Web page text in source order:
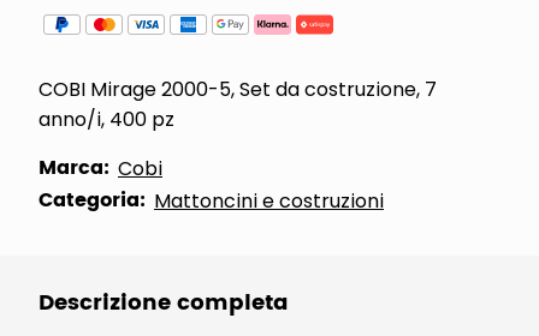
COBI Mirage 2000-5, Set da costruzione, 7
anno/i, 400 pz
Marca: Cobi
Categoria: Mattoncini e costruzioni
Descrizione completa